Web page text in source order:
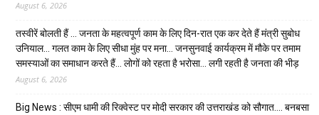
August 6, 2026
तस्वीरें बोलती हैं … जनता के महत्वपूर्ण काम के लिए दिन-रात एक कर देते हैं मंत्री सुबोध
उनियाल… गलत काम के लिए सीधा मुंह पर मना… जनसुनवाई कार्यक्रम में मौके पर तमाम
समस्याओं का समाधान करते हैं… लोगों को रहता है भरोसा… लगी रहती है जनता की भीड़
August 6, 2026
Big News : सीएम धामी की रिक्वेस्ट पर मोदी सरकार की उत्तराखंड को सौगात…. बनबसा